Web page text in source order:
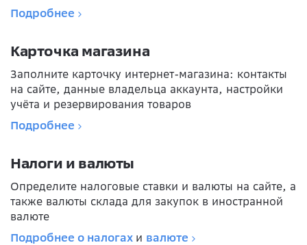
Подробнее
Карточка магазина
Заполните карточку интернет-магазина: контакты
на сайте, данные владельца аккаунта, настройки
учёта и резервирования товаров
Подробнее
Налоги и валюты
Определите налоговые ставки и валюты на сайте, а
также валюты склада для закупок в иностранной
валюте
Подробнее о налогах и валюте